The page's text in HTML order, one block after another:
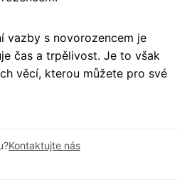
vazby s novorozencem je
čas a trpělivost. Je to však
věcí, kterou můžete pro své
Kontaktujte nás